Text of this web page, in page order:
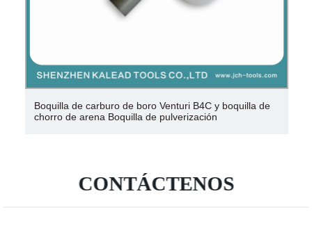
Boquilla de carburo de boro Venturi B4C y boquilla de
chorro de arena Boquilla de pulverización
CONTÁCTENOS